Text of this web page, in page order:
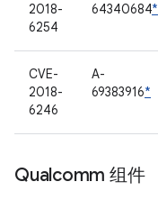
2018-
6254
64340684*
CVE-
2018-
6246
A-
69383916*
Qualcomm 组件